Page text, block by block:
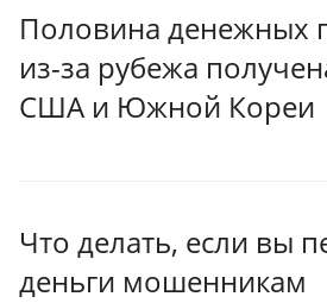
Половина денежных
из-за рубежа
США и Южной Кореи
Что делать, если вы
деньги мошенникам